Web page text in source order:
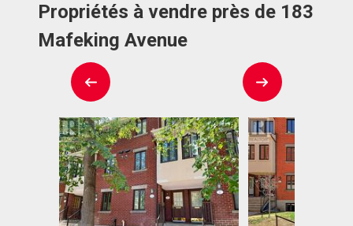
Propriétés à vendre près de 183
Mafeking Avenue